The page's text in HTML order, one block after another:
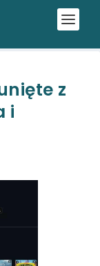
z
i